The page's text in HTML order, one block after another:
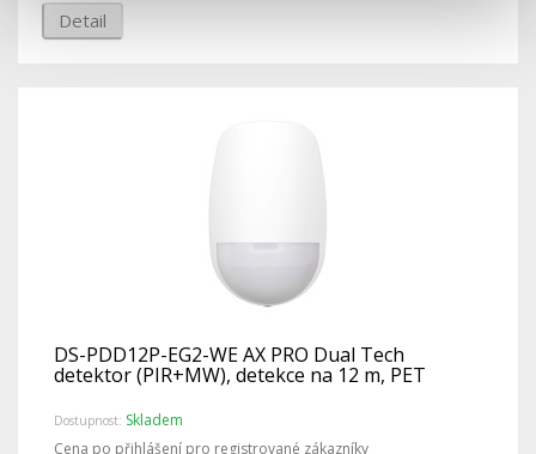
Detail
DS-PDD12P-EG2-WE AX PRO Dual Tech
detektor (PIR+MW), detekce na 12 m, PET
Dostupnost: Skladem
Cena po přihlášení pro registrované zákazníky